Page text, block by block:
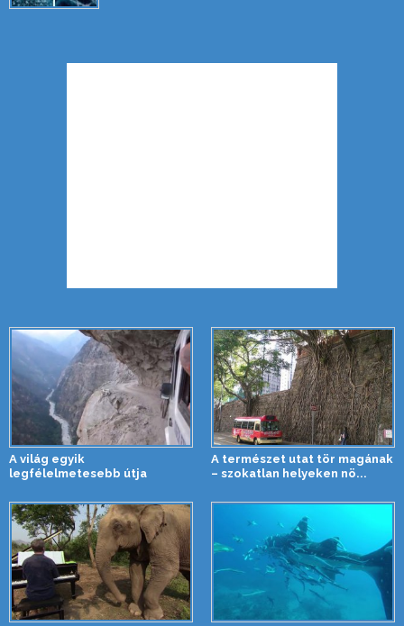
A világ egyik
legfélelmetesebb útja
A természet utat tör magának
– szokatlan helyeken nö...